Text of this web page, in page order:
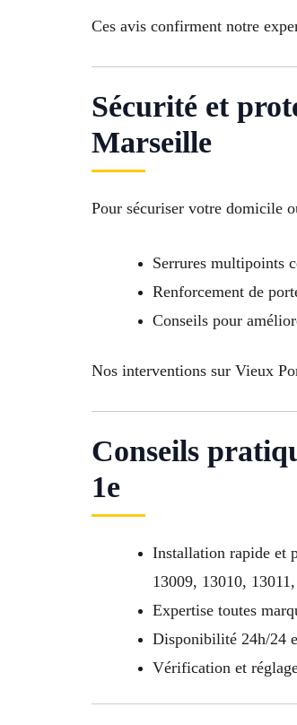
Ces avis confirment notre
Sécurité et
Marseille
Pour sécuriser votre domicile
Serrures multipoints
Renforcement de
Conseils pour
Nos interventions sur Vieux
Conseils
1e
Installation rapide et
13009, 13010,
Expertise toutes
Disponibilité 24h/24
Vérification et